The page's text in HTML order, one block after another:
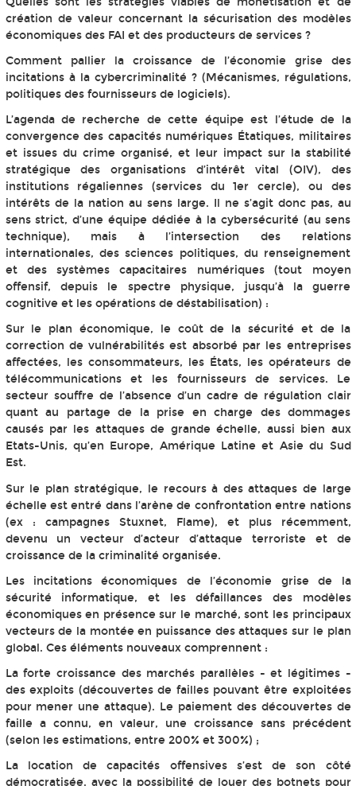
création de valeur concernant la sécurisation des modèles
économiques des FAI et des producteurs de services ?
Comment pallier la croissance de l’économie grise des
incitations à la cybercriminalité ? (Mécanismes, régulations,
politiques des fournisseurs de logiciels).
L’agenda de recherche de cette équipe est l’étude de la
convergence des capacités numériques Étatiques, militaires
et issues du crime organisé, et leur impact sur la stabilité
stratégique des organisations d’intérêt vital (OIV), des
institutions régaliennes (services du 1er cercle), ou des
intérêts de la nation au sens large. Il ne s’agit donc pas, au
sens strict, d’une équipe dédiée à la cybersécurité (au sens
technique), mais à l’intersection des relations
internationales, des sciences politiques, du renseignement
et des systèmes capacitaires numériques (tout moyen
offensif, depuis le spectre physique, jusqu’à la guerre
cognitive et les opérations de déstabilisation) :
Sur le plan économique, le coût de la sécurité et de la
correction de vulnérabilités est absorbé par les entreprises
affectées, les consommateurs, les États, les opérateurs de
télécommunications et les fournisseurs de services. Le
secteur souffre de l’absence d’un cadre de régulation clair
quant au partage de la prise en charge des dommages
causés par les attaques de grande échelle, aussi bien aux
Etats-Unis, qu’en Europe, Amérique Latine et Asie du Sud
Est.
Sur le plan stratégique, le recours à des attaques de large
échelle est entré dans l’arène de confrontation entre nations
(ex : campagnes Stuxnet, Flame), et plus récemment,
devenu un vecteur d’acteur d’attaque terroriste et de
croissance de la criminalité organisée.
Les incitations économiques de l’économie grise de la
sécurité informatique, et les défaillances des modèles
économiques en présence sur le marché, sont les principaux
vecteurs de la montée en puissance des attaques sur le plan
global. Ces éléments nouveaux comprennent :
La forte croissance des marchés parallèles - et légitimes -
des exploits (découvertes de failles pouvant être exploitées
pour mener une attaque). Le paiement des découvertes de
faille a connu, en valeur, une croissance sans précédent
(selon les estimations, entre 200% et 300%) ;
La location de capacités offensives s’est de son côté
démocratisée, avec la possibilité de louer des botnets pour